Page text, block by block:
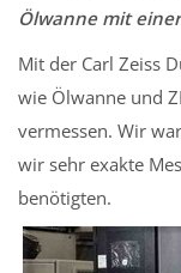
Ölwanne mit
Mit der Carl Zeiss
wie Ölwanne und
vermessen. Wir
wir sehr exakte
benötigten.